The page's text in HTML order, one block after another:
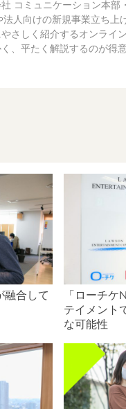
コミュニケーション本
法人向けの新規事業立ち
さしく紹介するオンライ
、平たく解説するのが得
融合して
「ローチケ
テイメント
な可能性